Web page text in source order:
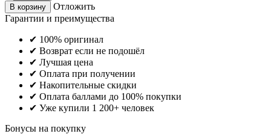
В корзину
Отложить
Гарантии и преимущества
✔ 100% оригинал
✔ Возврат если не подошёл
✔ Лучшая цена
✔ Оплата при получении
✔ Накопительные скидки
✔ Оплата баллами до 100% покупки
✔ Уже купили 1 200+ человек
Бонусы на покупку